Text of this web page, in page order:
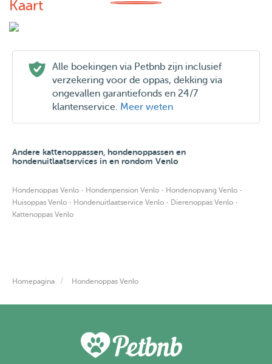
Kaart
Alle boekingen via Petbnb zijn inclusief
verzekering voor de oppas, dekking via
ongevallen garantiefonds en 24/7
klantenservice. Meer weten
Andere kattenoppassen, hondenoppassen en
hondenuitlaatservices in en rondom Venlo
Hondenoppas Venlo · Hondenpension Venlo · Hondenopvang Venlo ·
Huisoppas Venlo · Hondenuitlaatservice Venlo · Dierenoppas Venlo ·
Kattenoppas Venlo
Homepagina Hondenoppas Venlo